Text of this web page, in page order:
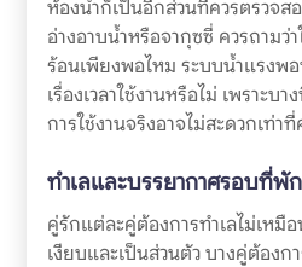
ห้องน้ำก็เป็นอีกส่วนที่ควรตรวจส
อ่างอาบน้ำหรือจากุซซี่ ควรถามว่
ร้อนเพียงพอไหม ระบบน้ำแรงพ
เรื่องเวลาใช้งานหรือไม่ เพราะ
การใช้งานจริงอาจไม่สะดวกเท่าที่
ทำเลและบรรยากาศรอบที่พัก
คู่รักแต่ละคู่ต้องการทำเลไม่เหมื
เงียบและเป็นส่วนตัว บางคู่ต้องก